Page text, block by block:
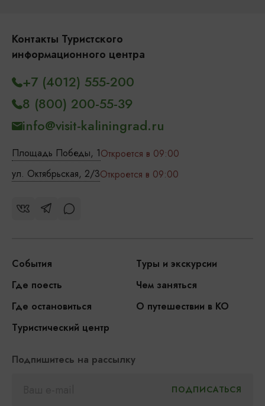
Контакты Туристского
информационного центра
Площадь Победы, 1Откроется в 09:00
ул. Октябрьская, 2/3Откроется в 09:00
+7 (4012) 555-200
8 (800) 200-55-39
info@visit-kaliningrad.ru
События
Туры и экскурсии
Где поесть
Чем заняться
Где остановиться
О путешествии в КО
Туристический центр
Подпишитесь на рассылку